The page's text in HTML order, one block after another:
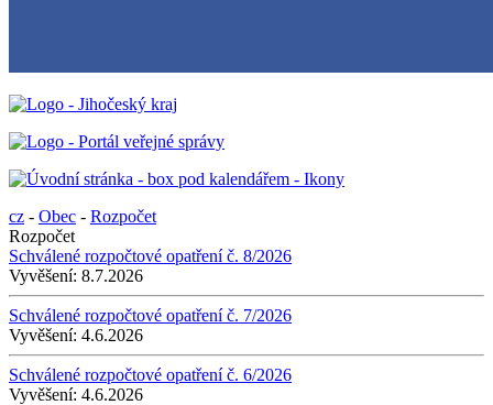
cz - Obec - Rozpočet
Rozpočet
Schválené rozpočtové opatření č. 8/2026
Vyvěšení: 8.7.2026
Schválené rozpočtové opatření č. 7/2026
Vyvěšení: 4.6.2026
Schválené rozpočtové opatření č. 6/2026
Vyvěšení: 4.6.2026